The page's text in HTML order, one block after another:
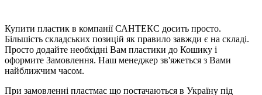
Купити пластик в компанії САНТЕКС досить просто.
Більшість складських позицій як правило завжди є на складі.
Просто додайте необхідні Вам пластики до Кошику і
оформите Замовлення. Наш менеджер зв'яжеться з Вами
найближчим часом.
При замовленні пластмас що постачаються в Україну під